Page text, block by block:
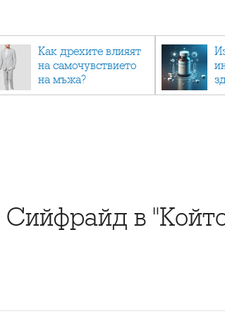
Как дрехите влияят
на самочувствието
на мъжа?
в